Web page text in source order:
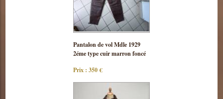
Consulter
cette pièce
Pantalon de vol Mdle 1929
2éme type cuir marron foncé
Prix : 350 €